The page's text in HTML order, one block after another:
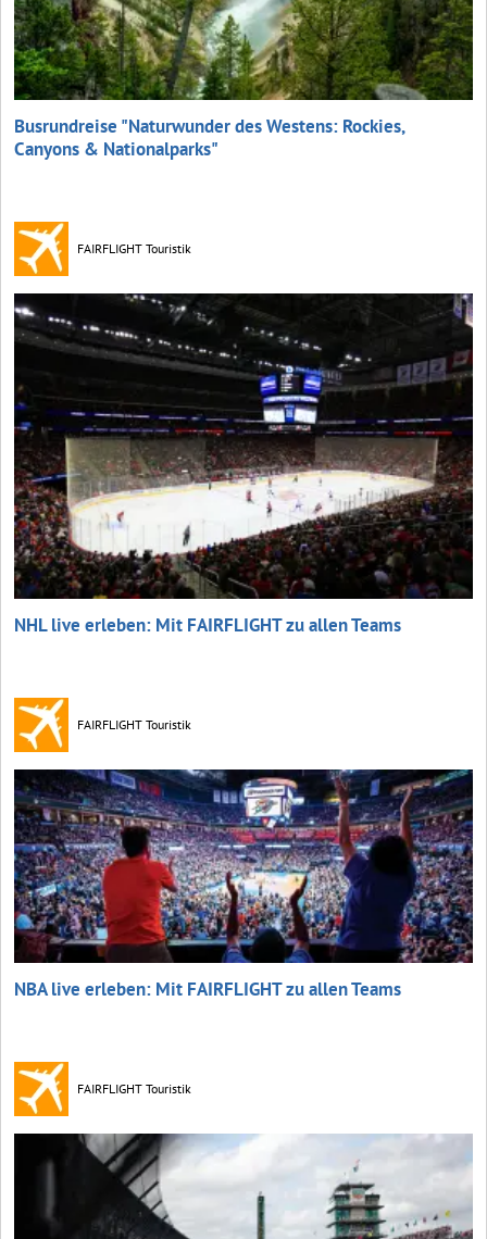
Busrundreise "Naturwunder des Westens: Rockies,
Canyons & Nationalparks"
FAIRFLIGHT Touristik
NHL live erleben: Mit FAIRFLIGHT zu allen Teams
FAIRFLIGHT Touristik
NBA live erleben: Mit FAIRFLIGHT zu allen Teams
FAIRFLIGHT Touristik